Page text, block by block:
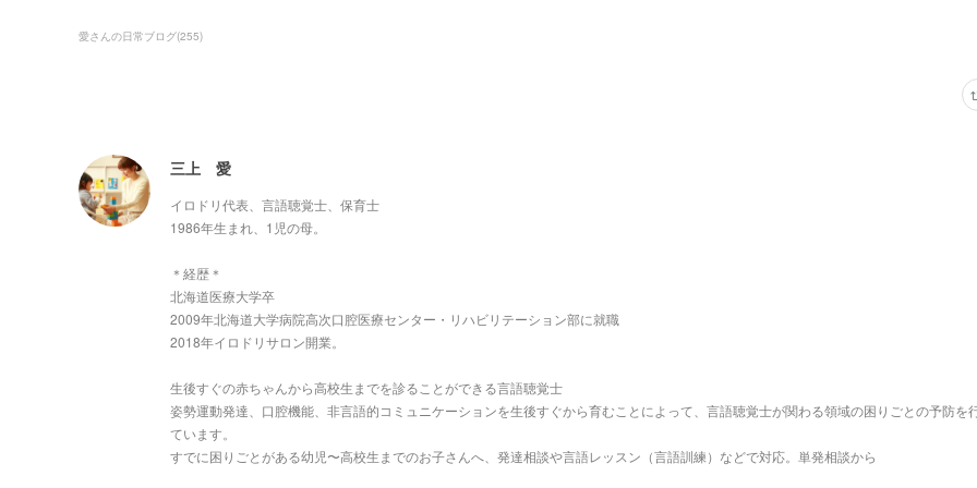
愛さんの日常ブログ(255)
三上 愛
イロドリ代表、言語聴覚士、保育士
1986年生まれ、1児の母。
＊経歴＊
北海道医療大学卒
2009年北海道大学病院高次口腔医療センター・リハビリテーション部に就職
2018年イロドリサロン開業。
生後すぐの赤ちゃんから高校生までを診ることができる言語聴覚士
姿勢運動発達、口腔機能、非言語的コミュニケーションを生後すぐから育むことによって、言語聴覚士が関わる領域の困りごとの予防を
ています。
すでに困りごとがある幼児〜高校生までのお子さんへ、発達相談や言語レッスン（言語訓練）などで対応。単発相談から